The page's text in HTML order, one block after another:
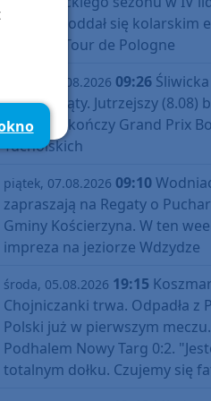
bytowski oddał się kolarskim
podczas Tour de Pologne
piątek, 07.08.2026 09:26
raz dziesiąty. Jutrzejszy (8.08)
Śliwice zakończy Grand Prix
Tucholskich
piątek, 07.08.2026 09:10
zapraszają na Regaty o
Gminy Kościerzyna. W ten
impreza na jeziorze Wdzydze
środa, 05.08.2026 19:15 Koszmar
Chojniczanki trwa. Odpadła z
Polski już w pierwszym
Podhalem Nowy Targ 0:2.
totalnym dołku. Czujemy się